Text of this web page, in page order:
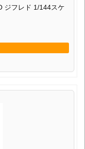
ジフレド 1/144スケ